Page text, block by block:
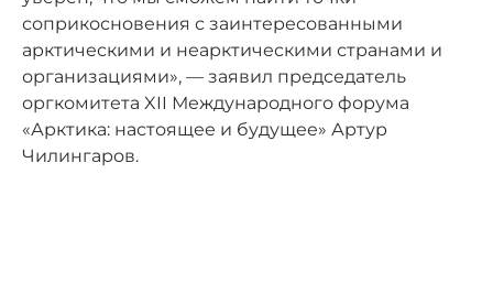
соприкосновения с заинтересованными
арктическими и неарктическими странами и
организациями», — заявил председатель
оргкомитета XII Международного форума
«Арктика: настоящее и будущее» Артур
Чилингаров.